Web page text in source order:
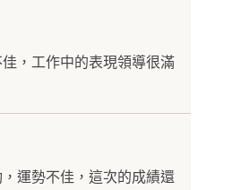
，工作中的表現領導很滿
運勢不佳，這次的成績還